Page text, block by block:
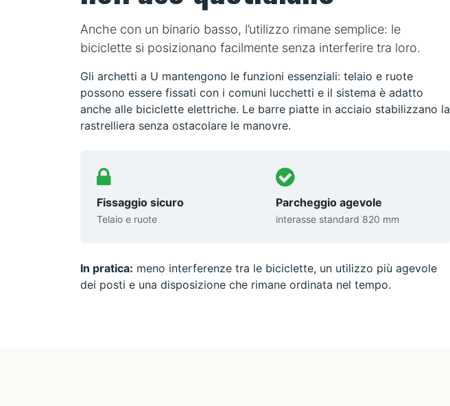
Anche con un binario basso, l’utilizzo rimane semplice: le
biciclette si posizionano facilmente senza interferire tra loro.
Gli archetti a U mantengono le funzioni essenziali: telaio e ruote
possono essere fissati con i comuni lucchetti e il sistema è adatto
anche alle biciclette elettriche. Le barre piatte in acciaio stabilizzano la
rastrelliera senza ostacolare le manovre.
Fissaggio sicuro
Telaio e ruote
Parcheggio agevole
interasse standard 820 mm
In pratica: meno interferenze tra le biciclette, un utilizzo più agevole
dei posti e una disposizione che rimane ordinata nel tempo.